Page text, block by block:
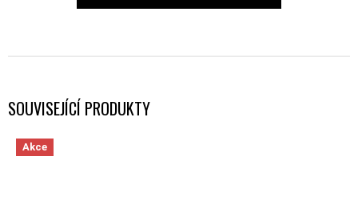
SOUVISEJÍCÍ PRODUKTY
Akce